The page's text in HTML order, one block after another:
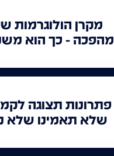
מקרן הולוגרמות
מהפכה - כך הוא
פתרונות תצוגה
שלא תאמינו שלא